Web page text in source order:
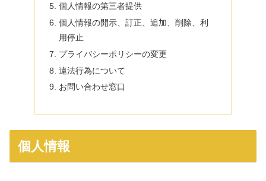
個人情報の第三者提供
個人情報の開示、訂正、追加、削除、利
用停止
プライバシーポリシーの変更
違法行為について
お問い合わせ窓口
個人情報